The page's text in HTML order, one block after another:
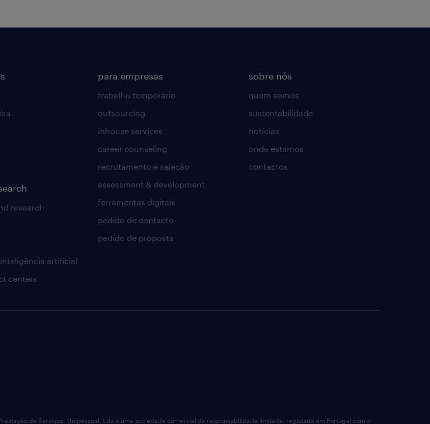
research
artificial
centers
para empresas
trabalho temporário
outsourcing
inhouse services
career counseling
recrutamento e seleção
assessment & development
ferramentas digitais
pedido de contacto
pedido de proposta
sobre nós
quem somos
sustentabilidade
notícias
onde estamos
contactos
de Serviços, Unipessoal, Lda é uma sociedade comercial de responsabilidade limitada, registada em Portugal com o